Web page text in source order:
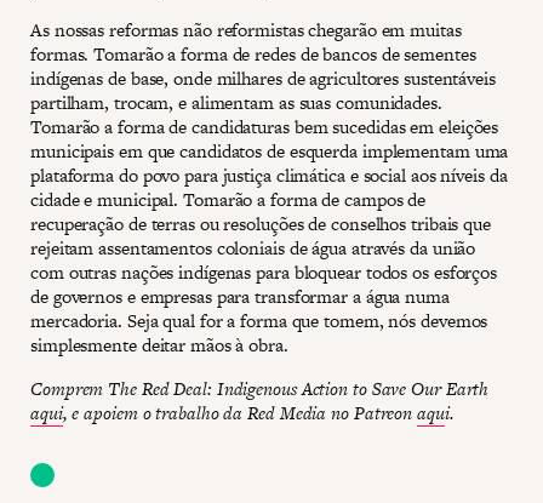
As nossas reformas não reformistas chegarão em muitas
formas. Tomarão a forma de redes de bancos de sementes
indígenas de base, onde milhares de agricultores sustentáveis
partilham, trocam, e alimentam as suas comunidades.
Tomarão a forma de candidaturas bem sucedidas em eleições
municipais em que candidatos de esquerda implementam uma
plataforma do povo para justiça climática e social aos níveis da
cidade e municipal. Tomarão a forma de campos de
recuperação de terras ou resoluções de conselhos tribais que
rejeitam assentamentos coloniais de água através da união
com outras nações indígenas para bloquear todos os esforços
de governos e empresas para transformar a água numa
mercadoria. Seja qual for a forma que tomem, nós devemos
simplesmente deitar mãos à obra.
Comprem The Red Deal: Indigenous Action to Save Our Earth
aqui, e apoiem o trabalho da Red Media no Patreonaqui.